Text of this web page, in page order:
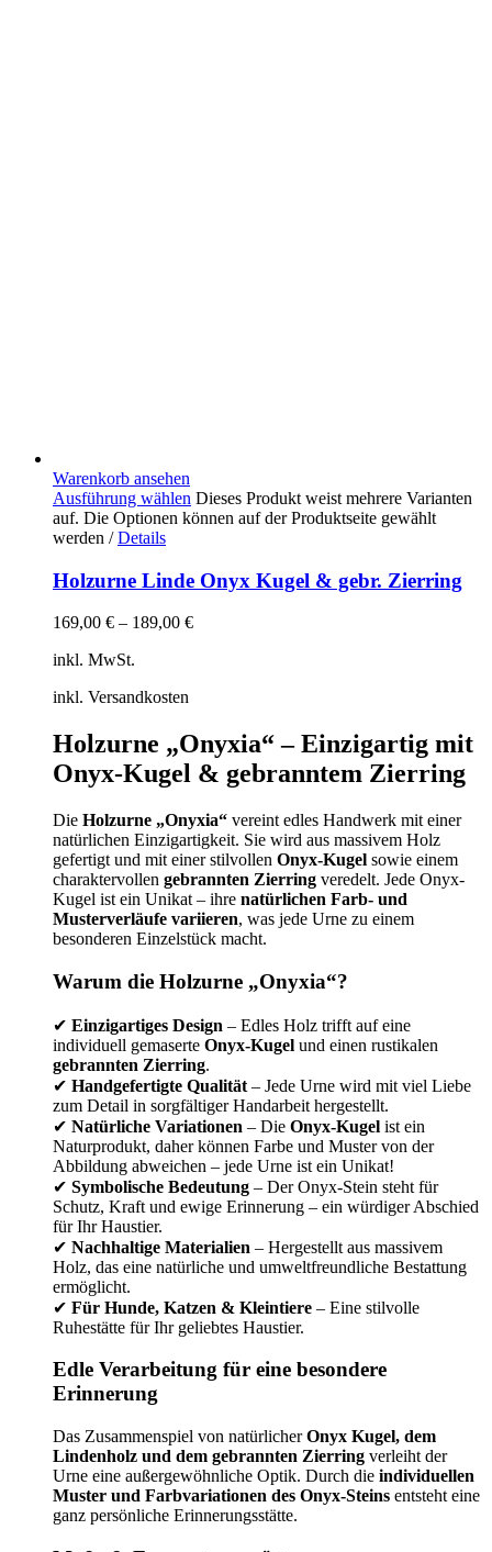
Warenkorb ansehen
Ausführung wählen Dieses Produkt weist mehrere Varianten
auf. Die Optionen können auf der Produktseite gewählt
werden / Details
Holzurne Linde Onyx Kugel & gebr. Zierring
169,00 € – 189,00 €
inkl. MwSt.
inkl. Versandkosten
Holzurne „Onyxia“ – Einzigartig mit
Onyx-Kugel & gebranntem Zierring
Die Holzurne „Onyxia“ vereint edles Handwerk mit einer
natürlichen Einzigartigkeit. Sie wird aus massivem Holz
gefertigt und mit einer stilvollen Onyx-Kugel sowie einem
charaktervollen gebrannten Zierring veredelt. Jede Onyx-
Kugel ist ein Unikat – ihre natürlichen Farb- und
Musterverläufe variieren, was jede Urne zu einem
besonderen Einzelstück macht.
Warum die Holzurne „Onyxia“?
✔ Einzigartiges Design – Edles Holz trifft auf eine
individuell gemaserte Onyx-Kugel und einen rustikalen
gebrannten Zierring.
✔ Handgefertigte Qualität – Jede Urne wird mit viel Liebe
zum Detail in sorgfältiger Handarbeit hergestellt.
✔ Natürliche Variationen – Die Onyx-Kugel ist ein
Naturprodukt, daher können Farbe und Muster von der
Abbildung abweichen – jede Urne ist ein Unikat!
✔ Symbolische Bedeutung – Der Onyx-Stein steht für
Schutz, Kraft und ewige Erinnerung – ein würdiger Abschied
für Ihr Haustier.
✔ Nachhaltige Materialien – Hergestellt aus massivem
Holz, das eine natürliche und umweltfreundliche Bestattung
ermöglicht.
✔ Für Hunde, Katzen & Kleintiere – Eine stilvolle
Ruhestätte für Ihr geliebtes Haustier.
Edle Verarbeitung für eine besondere
Erinnerung
Das Zusammenspiel von natürlicherOnyx Kugel, dem
Lindenholz und dem gebrannten Zierring verleiht der
Urne eine außergewöhnliche Optik. Durch die individuellen
Muster und Farbvariationen des Onyx-Steins entsteht eine
ganz persönliche Erinnerungsstätte.